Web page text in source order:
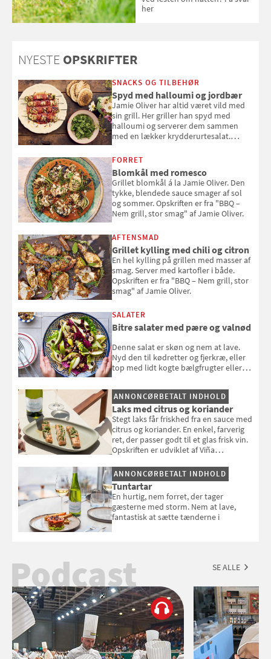
her
NYESTE OPSKRIFTER
SNACKS OG TILBEHØR
Spyd med halloumi og jordbær
Jamie Oliver har altid været vild med
sin grill. Her griller han spyd med
halloumi og serverer dem sammen
med en lækker krydderurtesalat.
smag" af Jamie Oliver.
FORRET
Blomkål med romesco
Grillet blomkål á la Jamie Oliver. Den
tykke, blendede sauce smager af sol
og sommer. Opskriften er fra "BBQ –
Nem grill, stor smag" af Jamie Oliver.
AFTENSMAD
Grillet kylling med chili og citron
En hel kylling på grillen med masser af
smag. Server med kartofler i både.
Opskriften er fra "BBQ – Nem grill, stor
smag" af Jamie Oliver.
SALATER
Bitre salater med pære og valnød
Denne salat er skøn og nem at lave.
Nyd den til kødretter og fjerkræ, eller
top med lidt kogte bælgfrugter eller
selvstændigt måltid. Opskriften er fra
Louisa Lorangs kogebog "Salat".
ANNONCØRBETALT INDHOLD
Laks med citrus og koriander
Stegt laks får friskhed fra en sauce med
citrus og koriander. En enkel, farverig
ret, der passer godt til et glas frisk vin.
Opskriften er udviklet af Viña
ANNONCØRBETALT INDHOLD
Tuntartar
En hurtig, nem forret, der tager
gæsterne med storm. Nem at lave,
fantastisk at sætte tænderne i
Podcast SE ALLE